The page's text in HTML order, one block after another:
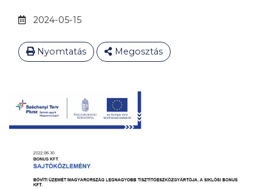
2024-05-15
Nyomtatás Megosztás